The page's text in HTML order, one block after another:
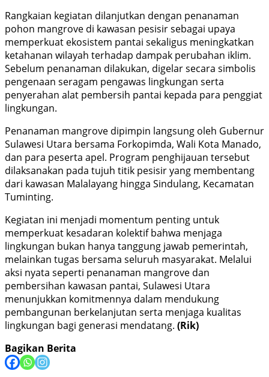
Rangkaian kegiatan dilanjutkan dengan penanaman
pohon mangrove di kawasan pesisir sebagai upaya
memperkuat ekosistem pantai sekaligus meningkatkan
ketahanan wilayah terhadap dampak perubahan iklim.
Sebelum penanaman dilakukan, digelar secara simbolis
pengenaan seragam pengawas lingkungan serta
penyerahan alat pembersih pantai kepada para penggiat
lingkungan.
Penanaman mangrove dipimpin langsung oleh Gubernur
Sulawesi Utara bersama Forkopimda, Wali Kota Manado,
dan para peserta apel. Program penghijauan tersebut
dilaksanakan pada tujuh titik pesisir yang membentang
dari kawasan Malalayang hingga Sindulang, Kecamatan
Tuminting.
Kegiatan ini menjadi momentum penting untuk
memperkuat kesadaran kolektif bahwa menjaga
lingkungan bukan hanya tanggung jawab pemerintah,
melainkan tugas bersama seluruh masyarakat. Melalui
aksi nyata seperti penanaman mangrove dan
pembersihan kawasan pantai, Sulawesi Utara
menunjukkan komitmennya dalam mendukung
pembangunan berkelanjutan serta menjaga kualitas
lingkungan bagi generasi mendatang. (Rik)
Bagikan Berita